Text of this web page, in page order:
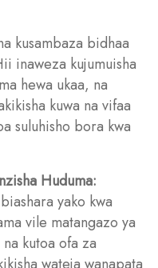
kusambaza bidhaa
inaweza kujumuisha
hewa ukaa, na
kuwa na vifaa
suluhisho bora kwa
Huduma:
yako kwa
vile matangazo ya
kutoa ofa za
wateja wanapata